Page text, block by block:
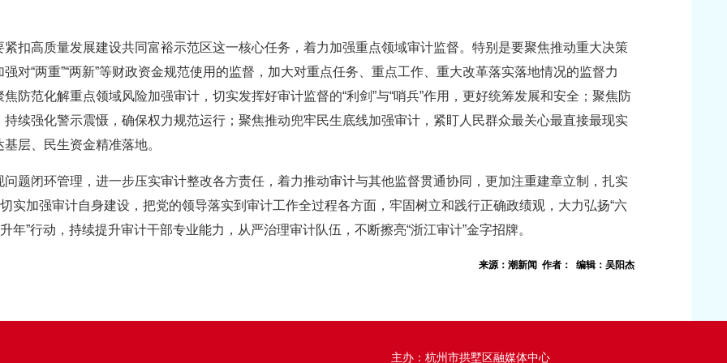
扣高质量发展建设共同富裕示范区这一核心任务，着力加强重点领域审计监督。特别是要聚焦推动重大决策
对“两重”“两新”等财政资金规范使用的监督，加大对重点任务、重点工作、重大改革落实落地情况的监督力
防范化解重点领域风险加强审计，切实发挥好审计监督的“利剑”与“哨兵”作用，更好统筹发展和安全；聚焦防
续强化警示震慑，确保权力规范运行；聚焦推动兜牢民生底线加强审计，紧盯人民群众最关心最直接最现实
层、民生资金精准落地。
题闭环管理，进一步压实审计整改各方责任，着力推动审计与其他监督贯通协同，更加注重建章立制，扎实
实加强审计自身建设，把党的领导落实到审计工作全过程各方面，牢固树立和践行正确政绩观，大力弘扬“六
年”行动，持续提升审计干部专业能力，从严治理审计队伍，不断擦亮“浙江审计”金字招牌。
来源：潮新闻 作者： 编辑：吴阳杰
主办：杭州市拱墅区融媒体中心